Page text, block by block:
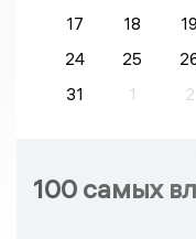
17
18 19
24
25
31
1 2
100 самых